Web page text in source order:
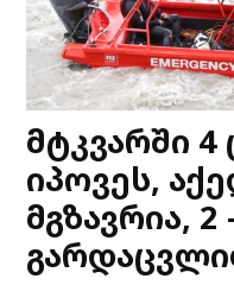
მტკვარში
იპოვეს,
მგზავრია, 2